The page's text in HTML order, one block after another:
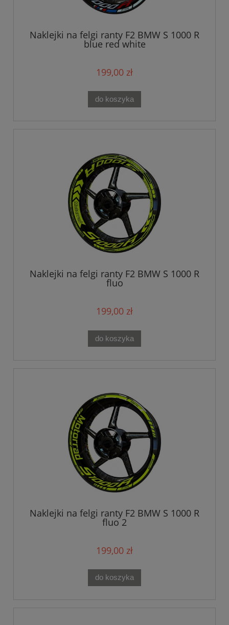
Naklejki na felgi ranty F2 BMW S 1000 R
blue red white
199,00 zł
do koszyka
Naklejki na felgi ranty F2 BMW S 1000 R
fluo
199,00 zł
do koszyka
Naklejki na felgi ranty F2 BMW S 1000 R
fluo 2
199,00 zł
do koszyka